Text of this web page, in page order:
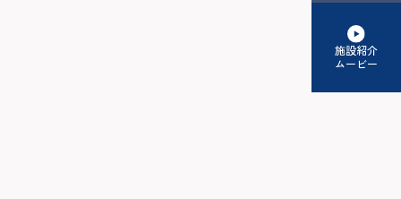
施設紹介
ムービー